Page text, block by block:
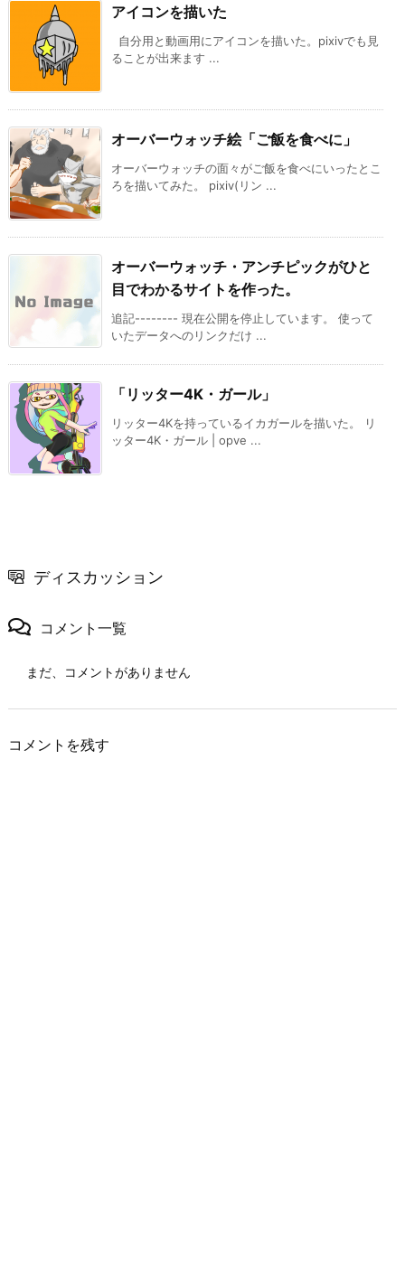
アイコンを描いた
自分用と動画用にアイコンを描いた。pixivでも見
ることが出来ます ...
オーバーウォッチ絵「ご飯を食べに」
オーバーウォッチの面々がご飯を食べにいったとこ
ろを描いてみた。 pixiv(リン ...
オーバーウォッチ・アンチピックがひと
目でわかるサイトを作った。
追記-------- 現在公開を停止しています。 使って
いたデータへのリンクだけ ...
「リッター4K・ガール」
リッター4Kを持っているイカガールを描いた。 リ
ッター4K・ガール | opve ...
ディスカッション
コメント一覧
まだ、コメントがありません
コメントを残す